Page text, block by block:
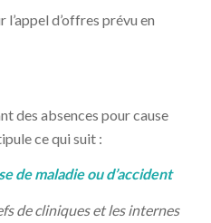
l’appel d’offres prévu en
des absences pour cause
ce qui suit :
de maladie ou d’accident
de cliniques et les internes